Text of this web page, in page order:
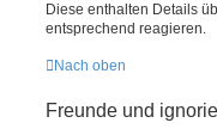
Diese enthalten Details
entsprechend reagieren.
Nach oben
Freunde und